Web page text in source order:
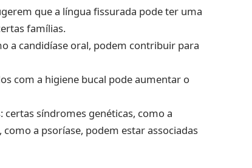
que a língua fissurada pode ter uma
famílias.
a candidíase oral, podem contribuir para
com a higiene bucal pode aumentar o
certas síndromes genéticas, como a
a psoríase, podem estar associadas